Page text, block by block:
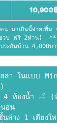
10,900
คน มาเกินนี้จ่ายเ
ขวบ ฟรี 2ท่าน)
ระกันบ้าน 4,000บ
า ในแบบ
ห้องน้ำ 🛁 (ห้
นอน
ล่าง 1 เตียง